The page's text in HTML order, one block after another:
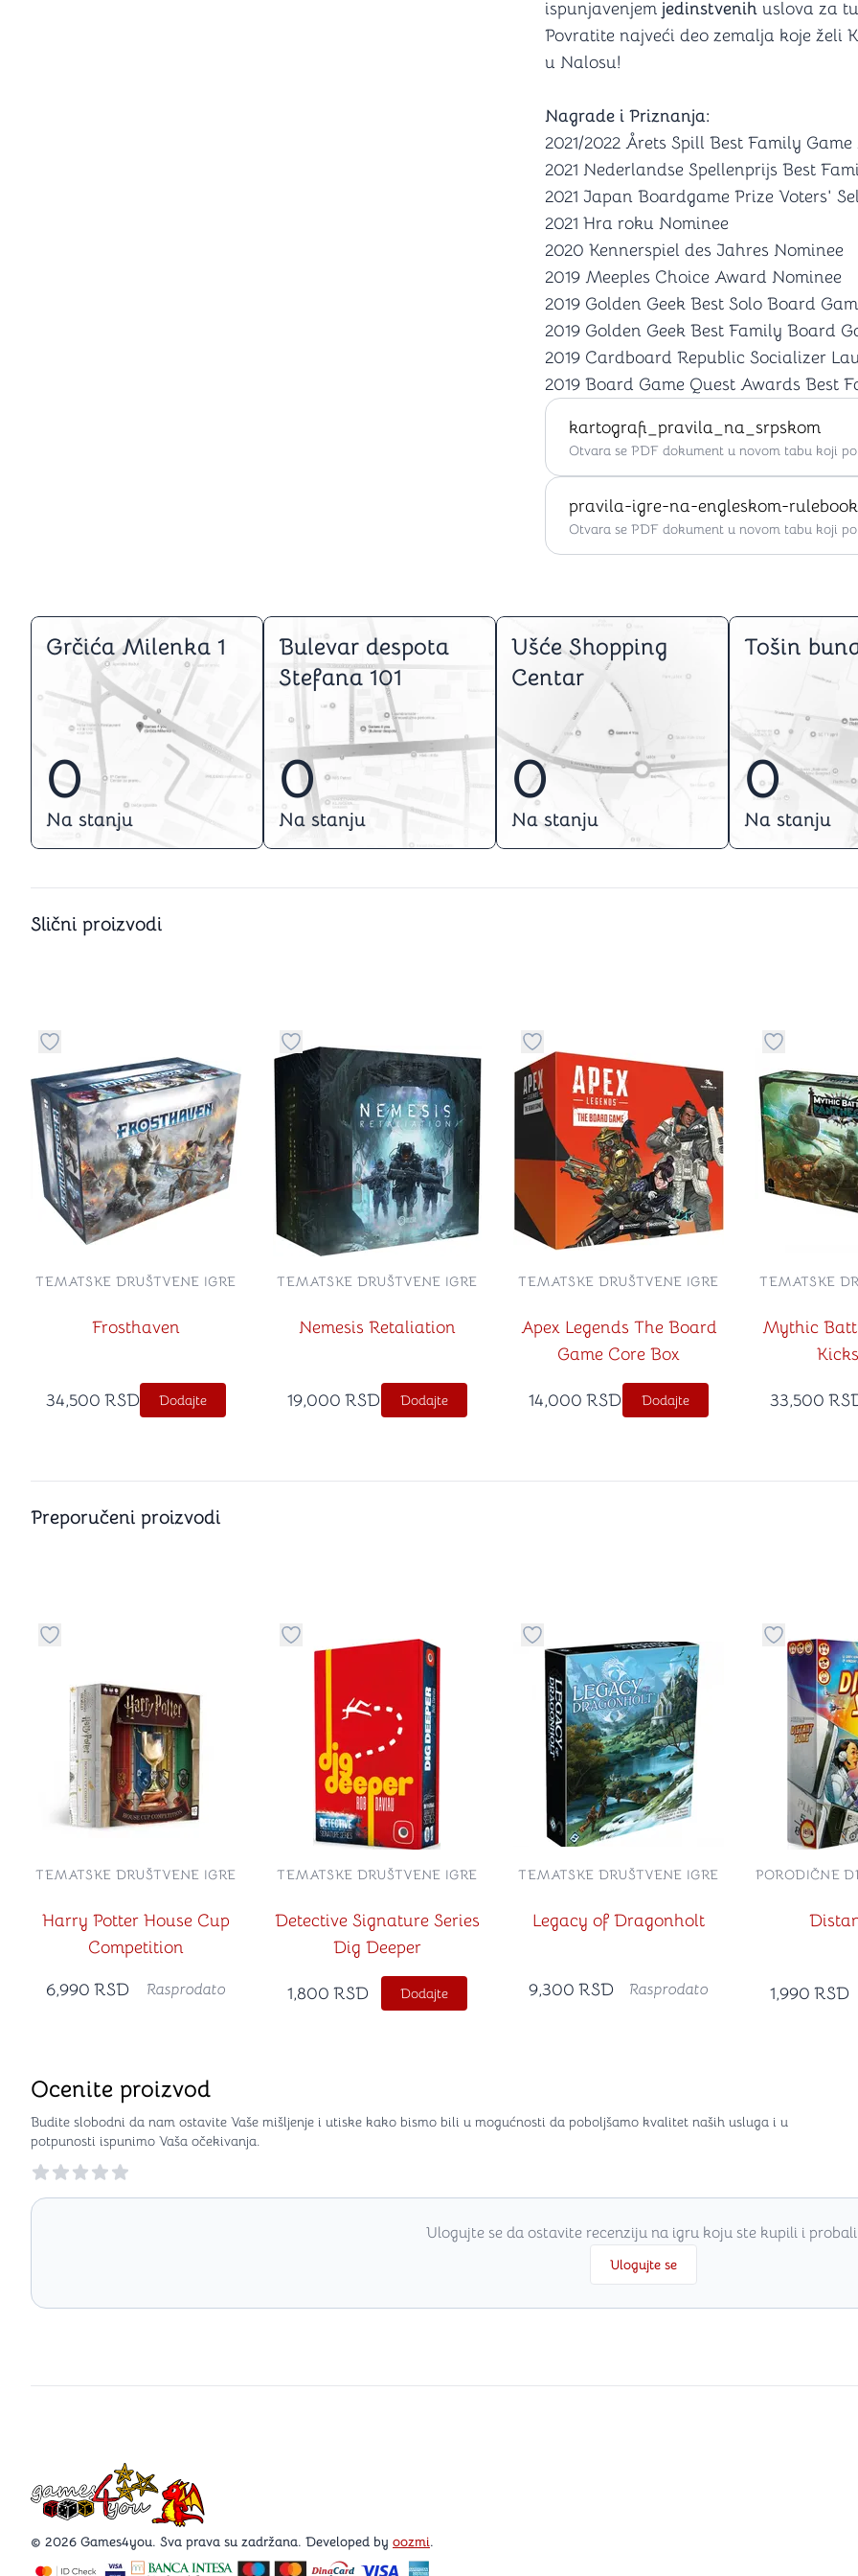
ispunjavenjem jedinstvenih uslova za
Povratite najveći deo zemalja koje želi
u Nalosu!
Nagrade i Priznanja:
2021/2022 Årets Spill Best Family
2021 Nederlandse Spellenprijs Best
2021 Japan Boardgame Prize Voters'
2021 Hra roku Nominee
2020 Kennerspiel des Jahres Nominee
2019 Meeples Choice Award Nominee
2019 Golden Geek Best Solo Board
2019 Golden Geek Best Family Board
2019 Cardboard Republic Socializer
2019 Board Game Quest Awards Best
kartografi_pravila_na_srpskom
Otvara se PDF dokument u novom tabu koji
pravila-igre-na-engleskom-
Otvara se PDF dokument u novom tabu koji
Grčića Milenka 1
0
Na stanju
Bulevar despota
Stefana 101
0
Na stanju
Ušće Shopping
Centar
0
Na stanju
Tošin
0
Na stanju
Slični proizvodi
Dugme za dodavanje stvari u kategoriju omiljeno
Frosthaven
TEMATSKE DRUŠTVENE IGRE
34,500 RSD Dodajte
Dugme za dodavanje stvari u kategoriju omiljeno
Nemesis Retaliation
TEMATSKE DRUŠTVENE IGRE
19,000 RSD Dodajte
Dugme za dodavanje stvari u kategoriju omiljeno
Apex Legends The Board
Game Core Box
TEMATSKE DRUŠTVENE IGRE
14,000 RSD Dodajte
Dugme za
Mythic
TEMATSKE
33,500
Preporučeni proizvodi
Dugme za dodavanje stvari u kategoriju omiljeno
Harry Potter House Cup
Competition
TEMATSKE DRUŠTVENE IGRE
6,990 RSD Rasprodato
Dugme za dodavanje stvari u kategoriju omiljeno
Detective Signature Series
Dig Deeper
TEMATSKE DRUŠTVENE IGRE
1,800 RSD Dodajte
Dugme za dodavanje stvari u kategoriju
Legacy of Dragonholt
TEMATSKE DRUŠTVENE IGRE
9,300 RSD Rasprodato
Dugme za
PORODIČNE
1,990 RSD
Ocenite proizvod
Budite slobodni da nam ostavite Vaše mišljenje i utiske kako bismo bili u mogućnosti da poboljšamo kvalitet naših usluga i u
potpunosti ispunimo Vaša očekivanja.
Reviews
Ulogujte se da ostavite recenziju na igru koju ste kupili i
Ulogujte se
Games4you logo
© 2026 Games4you. Sva prava su zadržana. Developed by oozmi.